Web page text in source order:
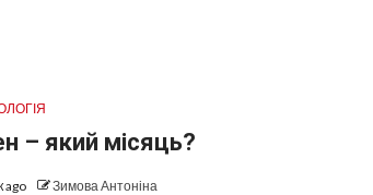
– який місяць?
ago Зимова Антоніна